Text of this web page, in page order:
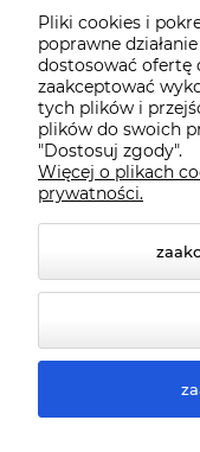
Dostawa i
Pomoc
Gwarancja i
© 2026
Pliki cookies i
poprawne
dostosować ofertę
zaakceptować
tych plików i
plików do swoich
"Dostosuj zgody".
Więcej o plikach
prywatności.